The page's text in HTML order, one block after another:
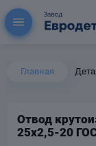
Главная
Отвод
25х2,5-20
для труб